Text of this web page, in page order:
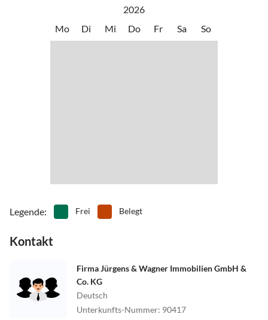
•
jeder Jahreszeit einen Besuch wert.
2026
Mo
Di Mi Do Fr Sa So
Legende: Frei Belegt
Kontakt
Firma Jürgens & Wagner Immobilien GmbH &
Co. KG
Deutsch
Unterkunfts-Nummer: 90417